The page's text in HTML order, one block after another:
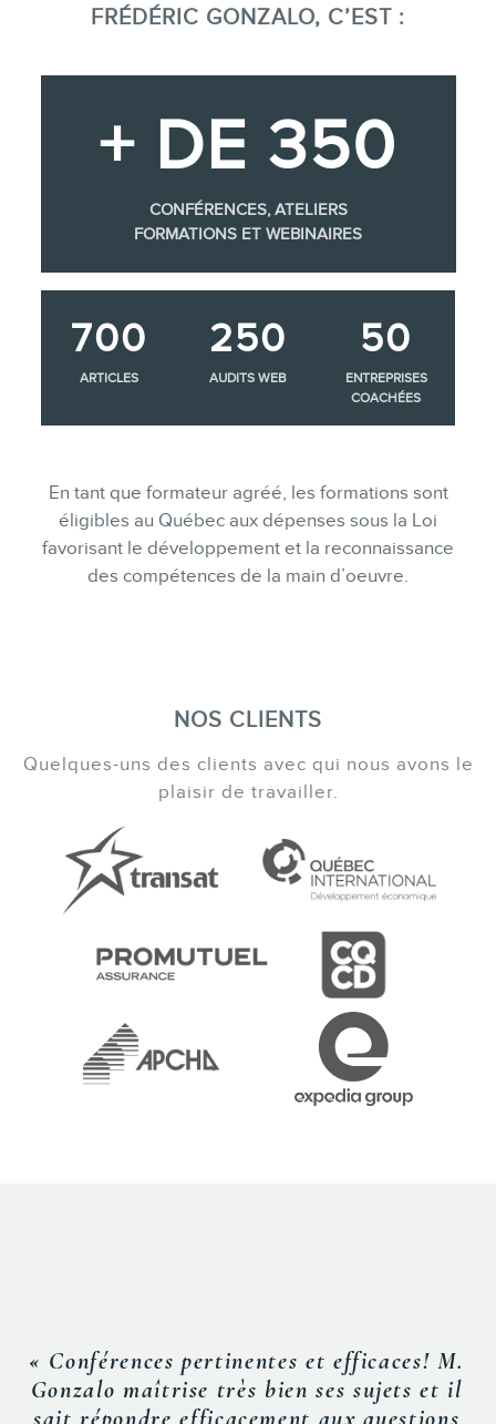
FRÉDÉRIC GONZALO, C’EST :
+ DE 350
CONFÉRENCES, ATELIERS
FORMATIONS ET WEBINAIRES
700
ARTICLES
250
AUDITS WEB
50
ENTREPRISES
COACHÉES
En tant que formateur agréé, les formations sont
éligibles au Québec aux dépenses sous la Loi
favorisant le développement et la reconnaissance
des compétences de la main d’oeuvre.
NOS CLIENTS
Quelques-uns des clients avec qui nous avons le
plaisir de travailler.
« Conférences pertinentes et efficaces! M.
Gonzalo maîtrise très bien ses sujets et il
sait répondre efficacement aux questions